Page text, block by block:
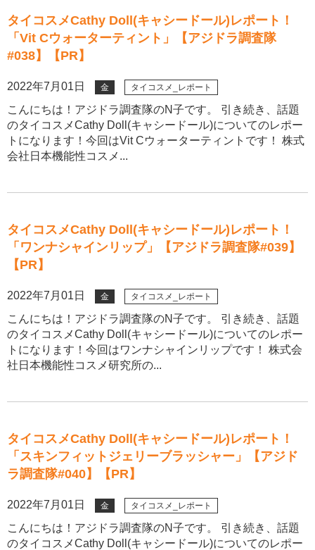
タイコスメCathy Doll(キャシードール)レポート！
「Vit Cウォーターティント」【アジドラ調査隊
#038】【PR】
2022年7月01日 金 タイコスメ_レポート
こんにちは！アジドラ調査隊のN子です。 引き続き、話題
のタイコスメCathy Doll(キャシードール)についてのレポー
トになります！今回はVit Cウォーターティントです！ 株式
会社日本機能性コスメ...
タイコスメCathy Doll(キャシードール)レポート！
「ワンナシャインリップ」【アジドラ調査隊#039】
【PR】
2022年7月01日 金 タイコスメ_レポート
こんにちは！アジドラ調査隊のN子です。 引き続き、話題
のタイコスメCathy Doll(キャシードール)についてのレポー
トになります！今回はワンナシャインリップです！ 株式会
社日本機能性コスメ研究所の...
タイコスメCathy Doll(キャシードール)レポート！
「スキンフィットジェリーブラッシャー」【アジド
ラ調査隊#040】【PR】
2022年7月01日 金 タイコスメ_レポート
こんにちは！アジドラ調査隊のN子です。 引き続き、話題
のタイコスメCathy Doll(キャシードール)についてのレポー